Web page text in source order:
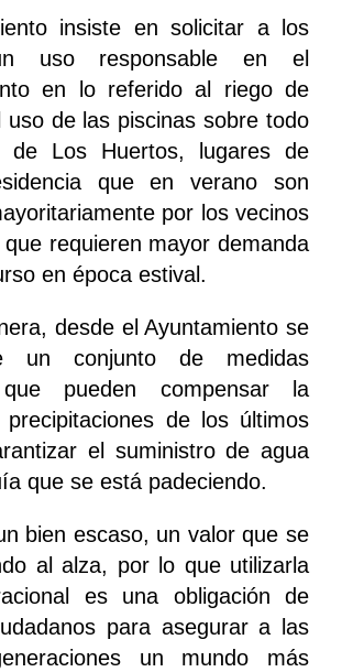
insiste en solicitar a los
uso responsable en el
en lo referido al riego de
uso de las piscinas sobre todo
Los Huertos, lugares de
que en verano son
por los vecinos
requieren mayor demanda
en época estival.
desde el Ayuntamiento se
un conjunto de medidas
que pueden compensar la
de los últimos
el suministro de agua
que se está padeciendo.
bien escaso, un valor que se
al alza, por lo que utilizarla
es una obligación de
para asegurar a las
un mundo más